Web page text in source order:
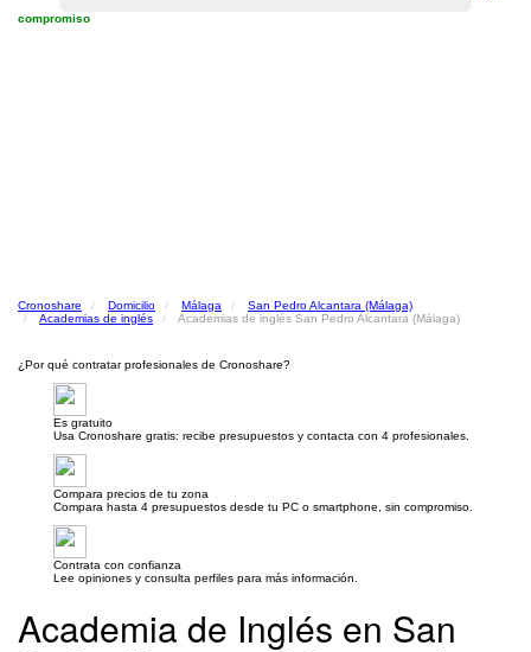
compromiso
Cronoshare Domicilio Málaga
San Pedro Alcantara (Málaga)
Academias de inglés
Academias de inglés San Pedro Alcantara (Málaga)
¿Por qué contratar profesionales de Cronoshare?
Es gratuito
Usa Cronoshare gratis: recibe presupuestos y contacta con 4 profesionales.
Compara precios de tu zona
Compara hasta 4 presupuestos desde tu PC o smartphone, sin compromiso.
Contrata con confianza
Lee opiniones y consulta perfiles para más información.
Academia de Inglés en San